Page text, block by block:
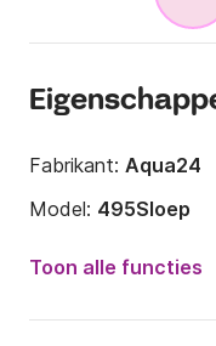
Fabrikant: Aqua24
Model: 495Sloep
Motorkracht:
25pk
Toon alle functies